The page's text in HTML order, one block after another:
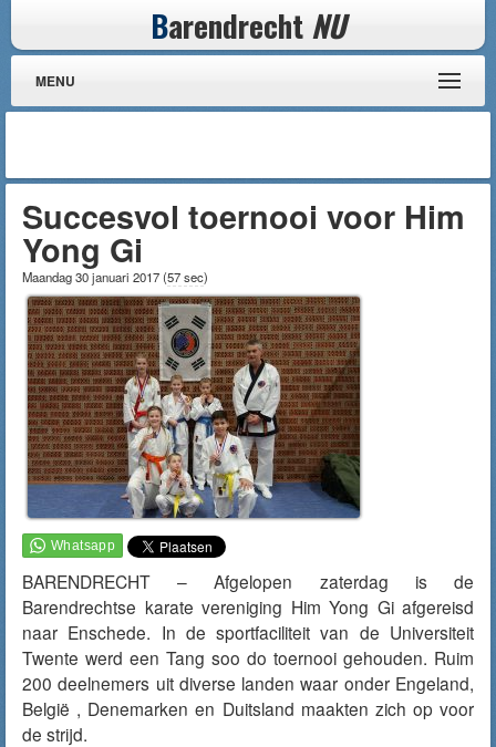
Barendrecht NU
MENU
Succesvol toernooi voor Him
Yong Gi
Maandag 30 januari 2017(57 sec)
BARENDRECHT – Afgelopen zaterdag is de
Barendrechtse karate vereniging Him Yong Gi afgereisd
naar Enschede. In de sportfaciliteit van de Universiteit
Twente werd een Tang soo do toernooi gehouden. Ruim
200 deelnemers uit diverse landen waar onder Engeland,
België , Denemarken en Duitsland maakten zich op voor
de strijd.